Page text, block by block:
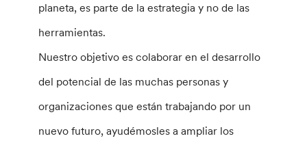
planeta, es parte de la estrategia y no de las
herramientas.
Nuestro objetivo es colaborar en el desarrollo
del potencial de las muchas personas y
organizaciones que están trabajando por un
nuevo futuro, ayudémosles a ampliar los